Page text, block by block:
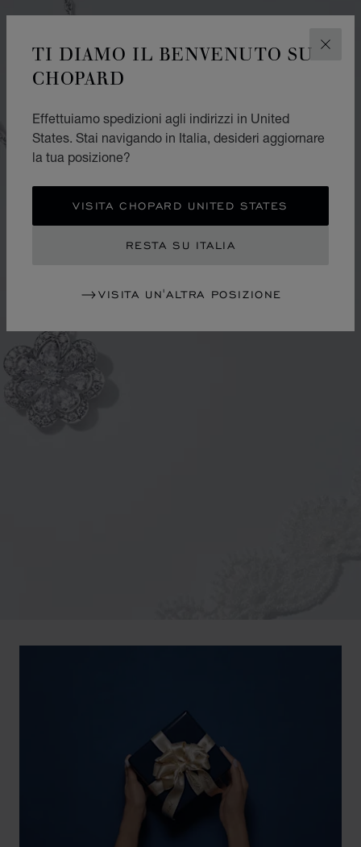
TI DIAMO IL BENVENUTO SU
CHOPARD
Effettuiamo spedizioni agli indirizzi in United
States. Stai navigando in Italia, desideri aggiornare
la tua posizione?
VISITA CHOPARD UNITED STATES
RESTA SU ITALIA
VISITA UN'ALTRA POSIZIONE